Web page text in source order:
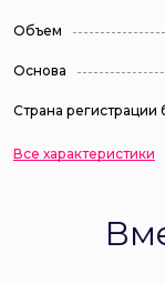
Объем
Основа
Страна регистрации
Все характеристики